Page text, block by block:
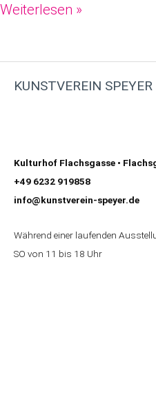
Weiterlesen »
KUNSTVEREIN SPEYER
Kulturhof Flachsgasse •
+49 6232 919858
info@kunstverein-speyer.de
Während einer laufenden
SO von 11 bis 18 Uhr